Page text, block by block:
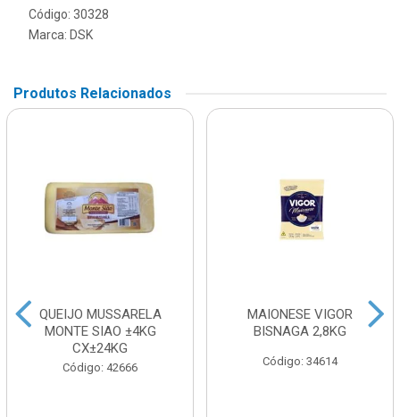
Código: 30328
Marca: DSK
Produtos Relacionados
QUEIJO MUSSARELA
MONTE SIAO ±4KG
CX±24KG
Código: 42666
MAIONESE VIGOR
BISNAGA 2,8KG
Código: 34614